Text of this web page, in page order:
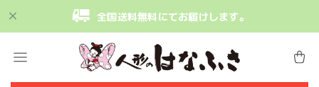
全国送料無料にてお届けします。